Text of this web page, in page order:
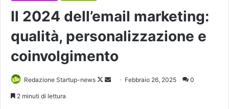
Il 2024 dell’email marketing:
qualità, personalizzazione e
coinvolgimento
Redazione Startup-news
Follow
Invia Febbraio 26, 2025 0
2 minuti di lettura